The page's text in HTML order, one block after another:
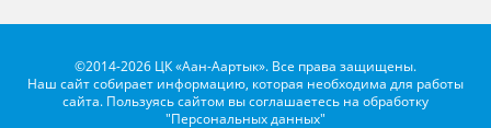
©2014-2026 ЦК «Аан-Аартык». Все права защищены.
Наш сайт собирает информацию, которая необходима для работы
сайта. Пользуясь сайтом вы соглашаетесь на обработку
"Персональных данных"